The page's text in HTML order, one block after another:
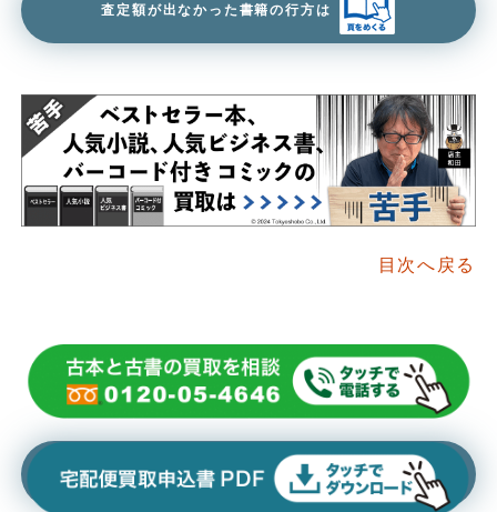
査定額が出なかった書籍の行方は
目次へ戻る